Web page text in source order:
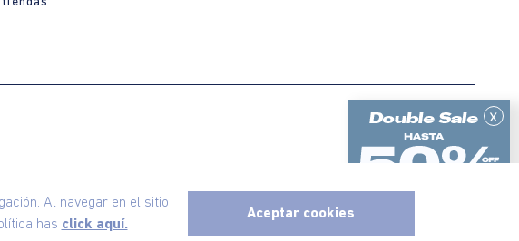
x
Al navegar en el sitio
has click aquí.
Aceptar cookies